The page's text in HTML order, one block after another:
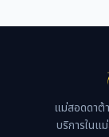
แม่สอดดาต้
บริการในแ